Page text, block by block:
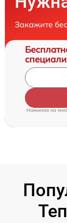
Закажите
Нажимая на